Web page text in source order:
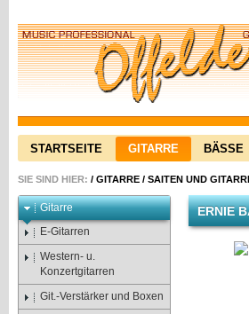
STARTSEITE GITARRE BÄSSE
SIE SIND HIER: / GITARRE / SAITEN UND
Gitarre
E-Gitarren
Western- u.
Konzertgitarren
Git.-Verstärker und Boxen
ERNIE